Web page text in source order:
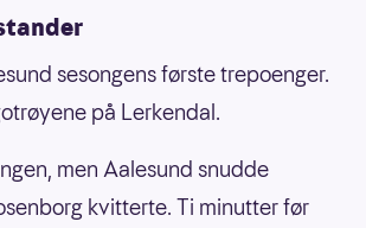
sesongens første trepoenger.
på Lerkendal.
men Aalesund snudde
kvitterte. Ti minutter før